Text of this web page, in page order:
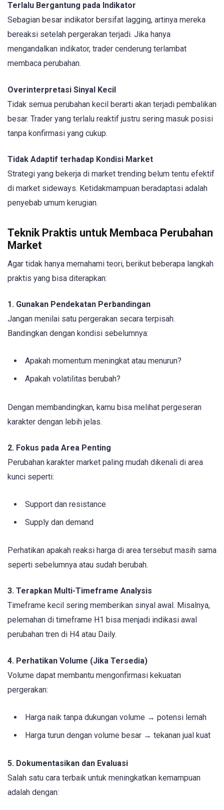
Terlalu Bergantung pada Indikator
Sebagian besar indikator bersifat lagging, artinya mereka
bereaksi setelah pergerakan terjadi. Jika hanya
mengandalkan indikator, trader cenderung terlambat
membaca perubahan.
Overinterpretasi Sinyal Kecil
Tidak semua perubahan kecil berarti akan terjadi pembalikan
besar. Trader yang terlalu reaktif justru sering masuk posisi
tanpa konfirmasi yang cukup.
Tidak Adaptif terhadap Kondisi Market
Strategi yang bekerja di market trending belum tentu efektif
di market sideways. Ketidakmampuan beradaptasi adalah
penyebab umum kerugian.
Teknik Praktis untuk Membaca Perubahan
Market
Agar tidak hanya memahami teori, berikut beberapa langkah
praktis yang bisa diterapkan:
1. Gunakan Pendekatan Perbandingan
Jangan menilai satu pergerakan secara terpisah.
Bandingkan dengan kondisi sebelumnya:
Apakah momentum meningkat atau menurun?
Apakah volatilitas berubah?
Dengan membandingkan, kamu bisa melihat pergeseran
karakter dengan lebih jelas.
2. Fokus pada Area Penting
Perubahan karakter market paling mudah dikenali di area
kunci seperti:
Support dan resistance
Supply dan demand
Perhatikan apakah reaksi harga di area tersebut masih sama
seperti sebelumnya atau sudah berubah.
3. Terapkan Multi-Timeframe Analysis
Timeframe kecil sering memberikan sinyal awal. Misalnya,
pelemahan di timeframe H1 bisa menjadi indikasi awal
perubahan tren di H4 atau Daily.
4. Perhatikan Volume (Jika Tersedia)
Volume dapat membantu mengonfirmasi kekuatan
pergerakan:
Harga naik tanpa dukungan volume → potensi lemah
Harga turun dengan volume besar → tekanan jual kuat
5. Dokumentasikan dan Evaluasi
Salah satu cara terbaik untuk meningkatkan kemampuan
adalah dengan: